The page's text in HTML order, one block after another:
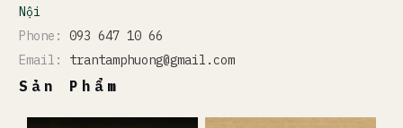
Nội
Phone: 093 647 10 66
Email: trantamphuong@gmail.com
Sản Phẩm